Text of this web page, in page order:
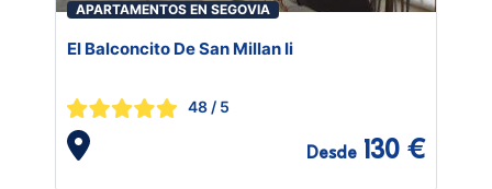
APARTAMENTOS EN SEGOVIA
El Balconcito De San Millan Ii
48 / 5
Desde 130 €